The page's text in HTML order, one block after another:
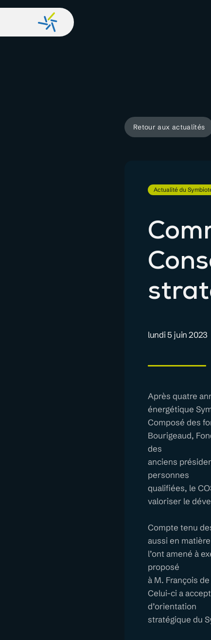
Retour aux actualités
Actualité du
lundi 5 juin 2023
Après quatre
énergétique
Composé des
Bourigeaud,
des
anciens
personnes
qualifiées, le
valoriser le
Compte tenu
aussi en
l’ont amené à
proposé
à M. François
Celui-ci a
d’orientation
stratégique du